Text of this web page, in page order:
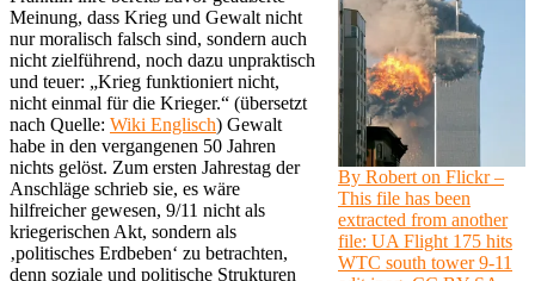
By Robert on Flickr –
This file has been
extracted from another
file: UA Flight 175 hits
WTC south tower 9-11
Meinung, dass Krieg und Gewalt nicht
nur moralisch falsch sind, sondern auch
nicht zielführend, noch dazu unpraktisch
und teuer: „Krieg funktioniert nicht,
nicht einmal für die Krieger.“ (übersetzt
nach Quelle: Wiki Englisch) Gewalt
habe in den vergangenen 50 Jahren
nichts gelöst. Zum ersten Jahrestag der
Anschläge schrieb sie, es wäre
hilfreicher gewesen, 9/11 nicht als
kriegerischen Akt, sondern als
‚politisches Erdbeben‘ zu betrachten,
denn soziale und politische Strukturen